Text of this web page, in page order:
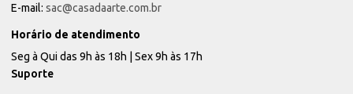
E-mail: sac@casadaarte.com.br
Horário de atendimento
Seg à Qui das 9h às 18h | Sex 9h às 17h
Suporte